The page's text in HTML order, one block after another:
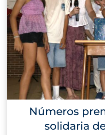
Números
solidaria